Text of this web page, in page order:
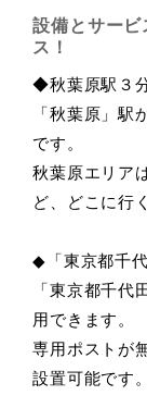
設備とサー
ス！
◆秋葉原駅３
「秋葉原」
です。
秋葉原エリア
ど、どこに行
◆「東京都千
「東京都千
用できます。
専用ポストが
設置可能です。